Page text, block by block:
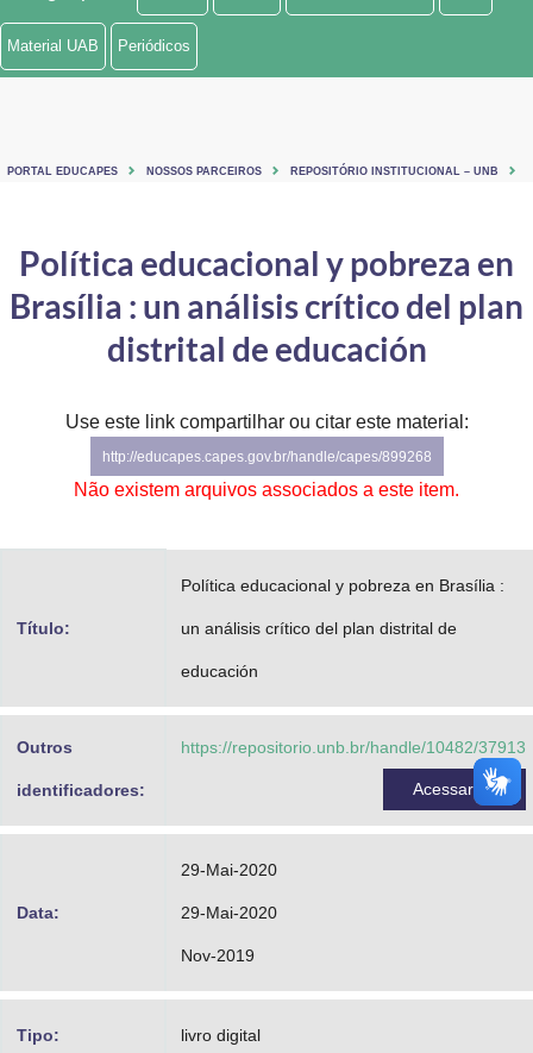
Ministério de Minas e Energia
Controladoria-Geral da União
Ministério da Mulher, da Família e dos Direitos Humanos
Secretaria de Governo
Gabinete de Segurança Institucional
Material UAB Periódicos
PORTAL EDUCAPES NOSSOS PARCEIROS REPOSITÓRIO INSTITUCIONAL – UNB
Política educacional y pobreza en
Brasília : un análisis crítico del plan
distrital de educación
Use este link compartilhar ou citar este material:
http://educapes.capes.gov.br/handle/capes/899268
Não existem arquivos associados a este item.
Título:
Política educacional y pobreza en Brasília :
un análisis crítico del plan distrital de
educación
Outros
identificadores:
https://repositorio.unb.br/handle/10482/37913
Acessar
Data:
29-Mai-2020
29-Mai-2020
Nov-2019
Tipo: livro digital